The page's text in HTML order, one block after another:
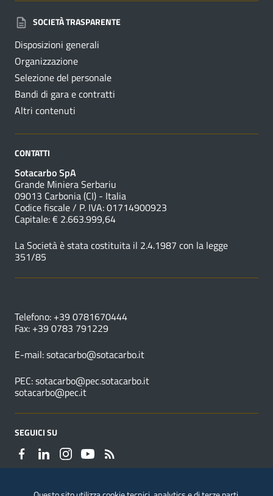
SOCIETÀ TRASPARENTE
Disposizioni generali
Organizzazione
Selezione del personale
Bandi di gara e contratti
Altri contenuti
CONTATTI
Sotacarbo SpA
Grande Miniera Serbariu
09013 Carbonia (CI) - Italia
Codice fiscale / P. IVA: 01714900923
Capitale: € 2.663.999,64
La Società è stata costituita il 2.4.1987 con la legge
351/85
Telefono: +39 0781670444
Fax: +39 0783 791229
E-mail:sotacarbo@sotacarbo.it
PEC:sotacarbo@pec.sotacarbo.it
sotacarbo@pec.it
SEGUICI SU